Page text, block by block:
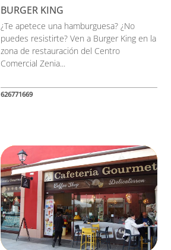
BURGER KING
¿Te apetece una hamburguesa? ¿No
puedes resistirte? Ven a Burger King en la
zona de restauración del Centro
Comercial Zenia...
626771669